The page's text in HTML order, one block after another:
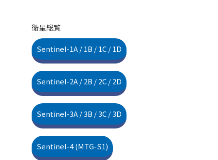
衛星総覧
Sentinel-1A / 1B / 1C / 1D
Sentinel-2A / 2B / 2C / 2D
Sentinel-3A / 3B / 3C / 3D
Sentinel-4 (MTG-S1)